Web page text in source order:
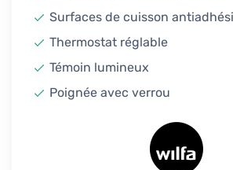
Surfaces de cuisson
Thermostat réglable
Témoin lumineux
Poignée avec verrou